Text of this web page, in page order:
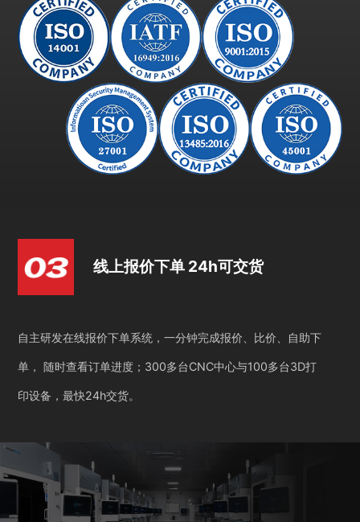
线上报价下单 24h可交货
自主研发在线报价下单系统，一分钟完成报价、比价、自助下
单， 随时查看订单进度；300多台CNC中心与100多台3D打
印设备，最快24h交货。